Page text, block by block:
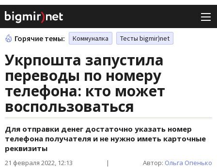
Горячие темы: Коммуналка Тесты bigmir)net
Укрпошта запустила
переводы по номеру
телефона: кто может
воспользоваться
Для отправки денег достаточно указать номер
телефона получателя и не нужно иметь карточные
реквизиты
21 февраля 2022, 12:13 | Автор: Ольга Опенько